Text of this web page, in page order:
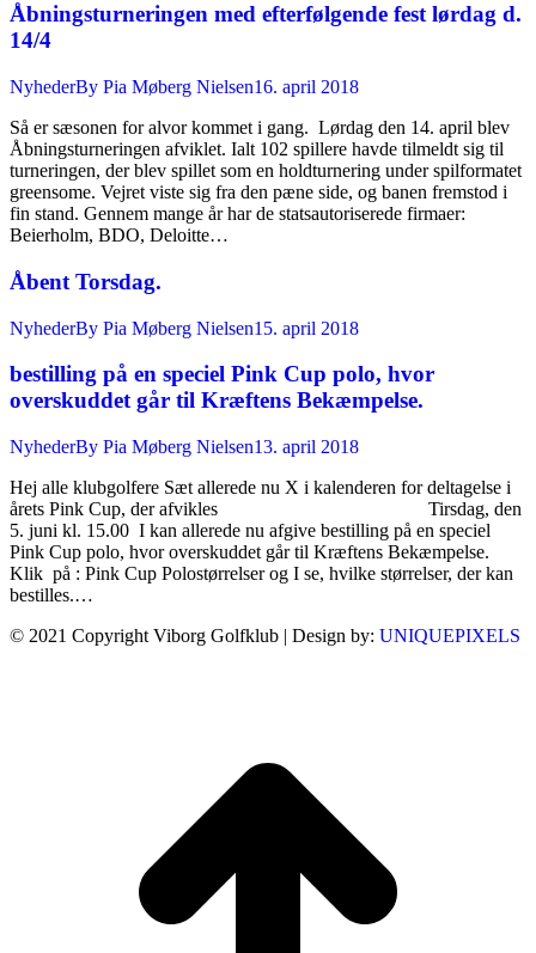
Åbningsturneringen med efterfølgende fest lørdag d.
14/4
NyhederBy Pia Møberg Nielsen16. april 2018
Så er sæsonen for alvor kommet i gang. Lørdag den 14. april blev
Åbningsturneringen afviklet. Ialt 102 spillere havde tilmeldt sig til
turneringen, der blev spillet som en holdturnering under spilformatet
greensome. Vejret viste sig fra den pæne side, og banen fremstod i
fin stand. Gennem mange år har de statsautoriserede firmaer:
Beierholm, BDO, Deloitte…
Åbent Torsdag.
NyhederBy Pia Møberg Nielsen15. april 2018
bestilling på en speciel Pink Cup polo, hvor
overskuddet går til Kræftens Bekæmpelse.
NyhederBy Pia Møberg Nielsen13. april 2018
Hej alle klubgolfere Sæt allerede nu X i kalenderen for deltagelse i
årets Pink Cup, der afvikles Tirsdag, den
5. juni kl. 15.00 I kan allerede nu afgive bestilling på en speciel
Pink Cup polo, hvor overskuddet går til Kræftens Bekæmpelse.
Klik på : Pink Cup Polostørrelser og I se, hvilke størrelser, der kan
bestilles.…
© 2021 Copyright Viborg Golfklub | Design by: UNIQUEPIXELS